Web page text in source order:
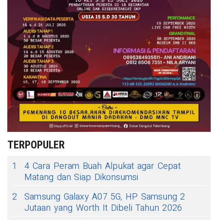
TERPOPULER
1
4 Cara Peram Buah Alpukat agar Cepat
Matang dan Siap Dikonsumsi
2 Samsung Galaxy A07 5G, HP Samsung 2
Jutaan yang Worth It Dibeli Tahun 2026